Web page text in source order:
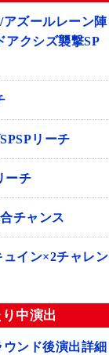
アズールレーン陣
アクシズ襲撃SP
リーチ
ーチ
チャンス
イン×2チャレン
中演出
ンド後演出詳細